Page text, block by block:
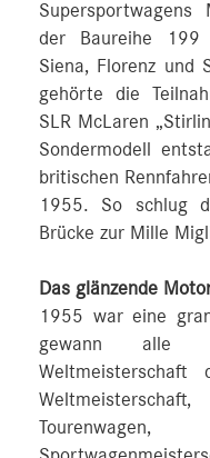
Supersportwagens
der Baureihe
Siena, Florenz und
gehörte die
SLR McLaren
Sondermodell
britischen
1955. So schlug
Brücke zur Mille
Das glänzende
1955 war eine
gewann alle